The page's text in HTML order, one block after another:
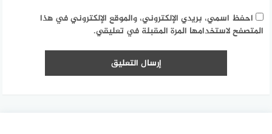
احفظ اسمي، بريدي الإلكتروني، والموقع الإلكتروني في هذا
المتصفح لاستخدامها المرة المقبلة في تعليقي.